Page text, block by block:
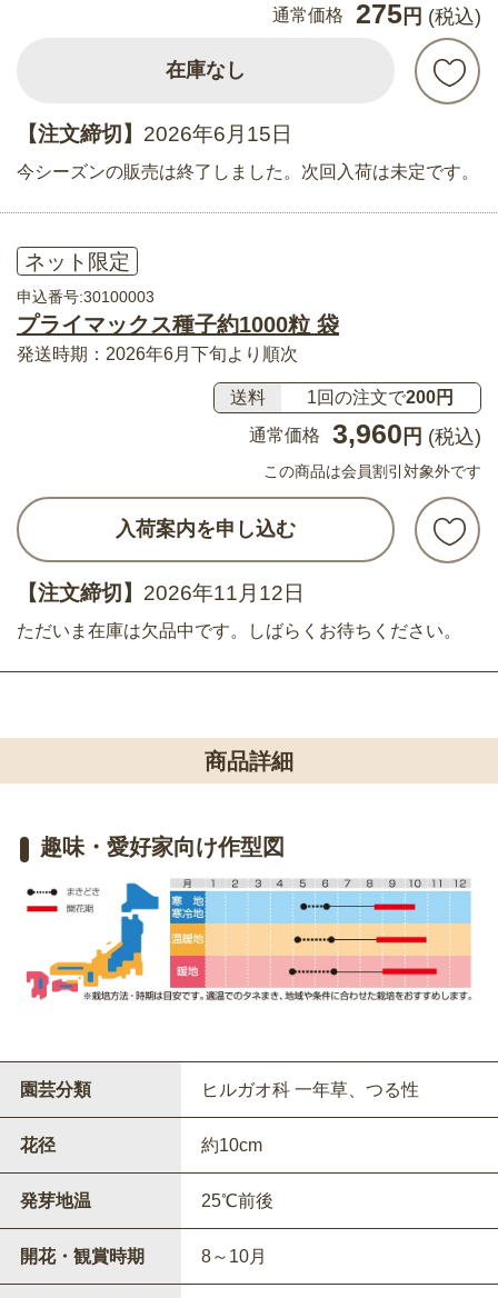
通常価格 275 円 (税込)
在庫なし
【注文締切】 2026年6月15日
今シーズンの販売は終了しました。次回入荷は未定です。
ネット限定
申込番号:30100003
プライマックス種子約1000粒 袋
発送時期：2026年6月下旬より順次
送料 1回の注文で200円
通常価格
3,960 円 (税込)
この商品は会員割引対象外です
入荷案内を申し込む
【注文締切】 2026年11月12日
ただいま在庫は欠品中です。しばらくお待ちください。
商品詳細
趣味・愛好家向け作型図
園芸分類 ヒルガオ科 一年草、つる性
花径 約10cm
発芽地温 25℃前後
開花・観賞時期 8～10月